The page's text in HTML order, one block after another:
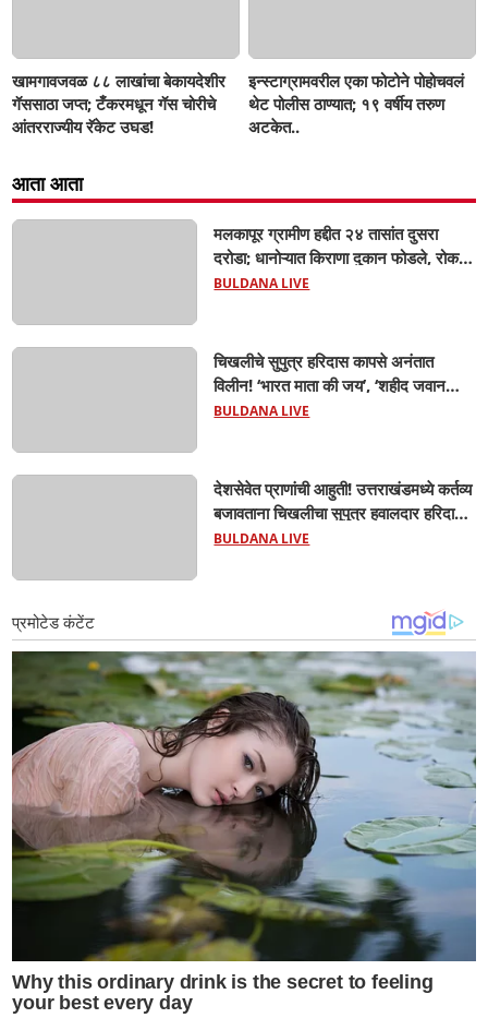
खामगावजवळ ८८ लाखांचा बेकायदेशीर
गॅससाठा जप्त; टँकरमधून गॅस चोरीचे
आंतरराज्यीय रॅकेट उघड!
इन्स्टाग्रामवरील एका फोटोने पोहोचवलं
थेट पोलीस ठाण्यात; १९ वर्षीय तरुण
अटकेत..
आता आता
मलकापूर ग्रामीण हद्दीत २४ तासांत दुसरा
दरोडा; धानोऱ्यात किराणा दुकान फोडले, रोकड
लंपास...
BULDANA LIVE
चिखलीचे सुपुत्र हरिदास कापसे अनंतात
विलीन! ‘भारत माता की जय’, ‘शहीद जवान
अमर रहे’च्या घोषणांनी आसमंत दुमदुमला;
उसळला...
BULDANA LIVE
देशसेवेत प्राणांची आहुती! उत्तराखंडमध्ये कर्तव्य
बजावताना चिखलीचा सुपुत्र हवालदार हरिदास
कापसेंचा मृत्यू; मुलीच्या वाढदिवशी ऑनलाइन
BULDANA LIVE